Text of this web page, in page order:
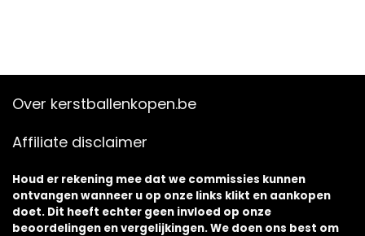
Over kerstballenkopen.be
Affiliate disclaimer
Houd er rekening mee dat we commissies kunnen
ontvangen wanneer u op onze links klikt en aankopen
doet. Dit heeft echter geen invloed op onze
beoordelingen en vergelijkingen. We doen ons best om